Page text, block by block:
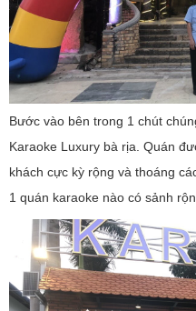
Bước vào bên trong 1 chút
Karaoke Luxury bà rịa. Quán
khách cực kỳ rộng và thoáng
1 quán karaoke nào có sảnh